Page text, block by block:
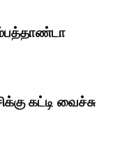
கட்டி வைச்சு